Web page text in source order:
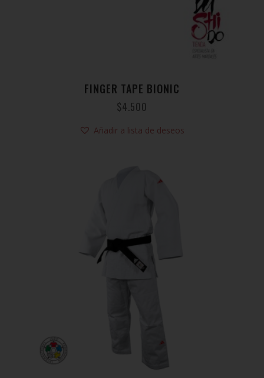
FINGER TAPE BIONIC
$4.500
Añadir a lista de deseos